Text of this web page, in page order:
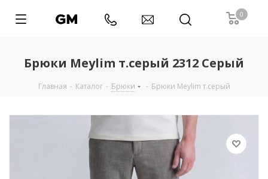
0
Брюки Meylim т.серый 2312 Серый
Главная - Каталог - Брюки - Брюки Meylim т.серый